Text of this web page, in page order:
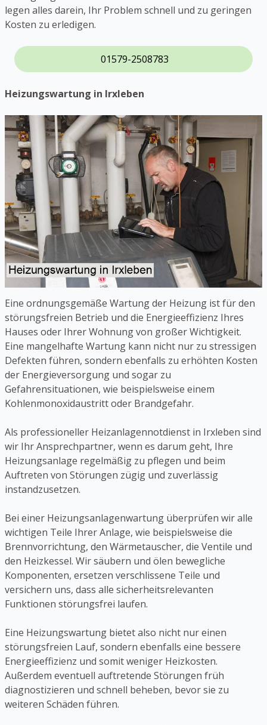
legen alles darein, Ihr Problem schnell und zu geringen
Kosten zu erledigen.
01579-2508783
Heizungswartung in Irxleben
Eine ordnungsgemäße Wartung der Heizung ist für den
störungsfreien Betrieb und die Energieeffizienz Ihres
Hauses oder Ihrer Wohnung von großer Wichtigkeit.
Eine mangelhafte Wartung kann nicht nur zu stressigen
Defekten führen, sondern ebenfalls zu erhöhten Kosten
der Energieversorgung und sogar zu
Gefahrensituationen, wie beispielsweise einem
Kohlenmonoxidaustritt oder Brandgefahr.
Als professioneller Heizanlagennotdienst in Irxleben sind
wir Ihr Ansprechpartner, wenn es darum geht, Ihre
Heizungsanlage regelmäßig zu pflegen und beim
Auftreten von Störungen zügig und zuverlässig
instandzusetzen.
Bei einer Heizungsanlagenwartung überprüfen wir alle
wichtigen Teile Ihrer Anlage, wie beispielsweise die
Brennvorrichtung, den Wärmetauscher, die Ventile und
den Heizkessel. Wir säubern und ölen bewegliche
Komponenten, ersetzen verschlissene Teile und
versichern uns, dass alle sicherheitsrelevanten
Funktionen störungsfrei laufen.
Eine Heizungswartung bietet also nicht nur einen
störungsfreien Lauf, sondern ebenfalls eine bessere
Energieeffizienz und somit weniger Heizkosten.
Außerdem eventuell auftretende Störungen früh
diagnostizieren und schnell beheben, bevor sie zu
weiteren Schäden führen.